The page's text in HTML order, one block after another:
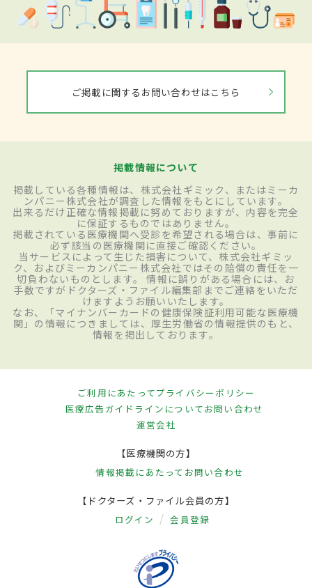
ご掲載に関するお問い合わせはこちら
掲載情報について
掲載している各種情報は、株式会社ギミック、またはミーカ
ンパニー株式会社が調査した情報をもとにしています。
出来るだけ正確な情報掲載に努めておりますが、内容を完全
に保証するものではありません。
掲載されている医療機関へ受診を希望される場合は、事前に
必ず該当の医療機関に直接ご確認ください。
当サービスによって生じた損害について、株式会社ギミッ
ク、およびミーカンパニー株式会社ではその賠償の責任を一
切負わないものとします。 情報に誤りがある場合には、お
手数ですがドクターズ・ファイル編集部までご連絡をいただ
けますようお願いいたします。
なお、「マイナンバーカードの健康保険証利用可能な医療機
関」の情報につきましては、厚生労働省の情報提供のもと、
情報を掲出しております。
ご利用にあたってプライバシーポリシー
医療広告ガイドラインについてお問い合わせ
運営会社
【医療機関の方】
情報掲載にあたって お問い合わせ
【ドクターズ・ファイル会員の方】
ログイン 会員登録